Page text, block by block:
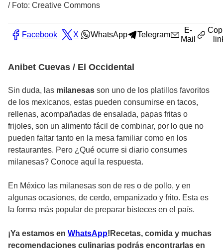
/ Foto: Creative Commons
Facebook X WhatsApp Telegram
E-
Mail
Anibet Cuevas / El Occidental
Sin duda, las milanesas son uno de los platillos favoritos
de los mexicanos, estas pueden consumirse en tacos,
rellenas, acompañadas de ensalada, papas fritas o
frijoles, son un alimento fácil de combinar, por lo que no
pueden faltar tanto en la mesa familiar como en los
restaurantes. Pero ¿Qué ocurre si diario consumes
milanesas? Conoce aquí la respuesta.
En México las milanesas son de res o de pollo, y en
algunas ocasiones, de cerdo, empanizado y frito. Esta es
la forma más popular de preparar bisteces en el país.
¡Ya estamos en WhatsApp!Recetas, comida y muchas
recomendaciones culinarias podrás encontrarlas en